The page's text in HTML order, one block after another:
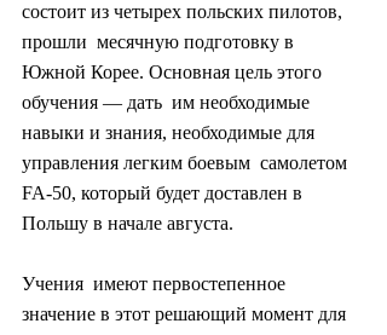
состоит из четырех польских пилотов,
прошли  месячную подготовку в
Южной Корее. Основная цель этого
обучения — дать  им необходимые
навыки и знания, необходимые для
управления легким боевым  самолетом
FA-50, который будет доставлен в
Польшу в начале августа.
Учения  имеют первостепенное
значение в этот решающий момент для